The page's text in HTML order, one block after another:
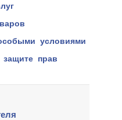
условиями
прав